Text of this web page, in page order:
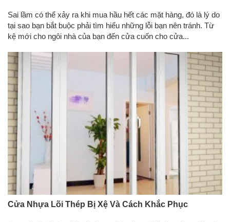
Sai lầm có thể xảy ra khi mua hầu hết các mặt hàng, đó là lý do
tại sao bạn bắt buộc phải tìm hiểu những lỗi bạn nên tránh. Từ
kệ mới cho ngôi nhà của bạn đến cửa cuốn cho cửa...
Cửa Nhựa Lõi Thép Bị Xệ Và Cách Khắc Phục